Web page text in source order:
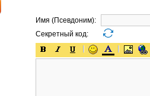
Имя (Псевдоним):
Секретный код: